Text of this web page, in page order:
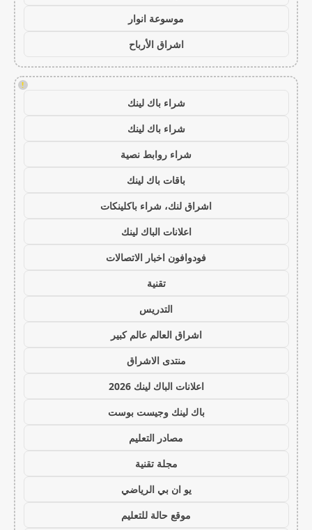
موسوعة انوار
اشراق الأرباح
!
شراء باك لينك
شراء باك لينك
شراء روابط نصية
باقات باك لينك
اشراق لنك، شراء باكلينكات
اعلانات الباك لينك
فودوافون اخبار الاتصالات
تقنية
التدريس
اشراق العالم عالم كبير
منتدى الاشراق
اعلانات الباك لينك 2026
باك لينك وجيست بوست
مصادر التعليم
مجلة تقنية
يو ان بي الرياضي
موقع حالة للتعليم